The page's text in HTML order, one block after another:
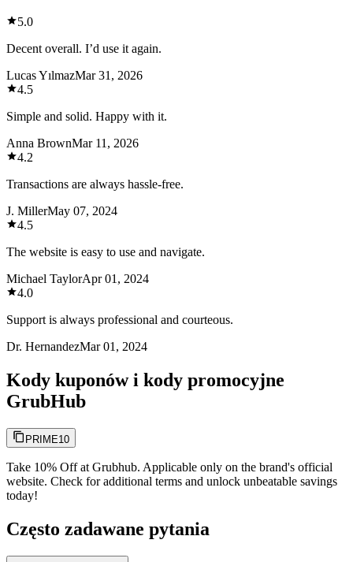
5.0
Decent overall. I’d use it again.
Lucas YılmazMar 31, 2026
4.5
Simple and solid. Happy with it.
Anna BrownMar 11, 2026
4.2
Transactions are always hassle-free.
J. MillerMay 07, 2024
4.5
The website is easy to use and navigate.
Michael TaylorApr 01, 2024
4.0
Support is always professional and courteous.
Dr. HernandezMar 01, 2024
Kody kuponów i kody promocyjne
GrubHub
PRIME10
Take 10% Off at Grubhub. Applicable only on the brand's official
website. Check for additional terms and unlock unbeatable savings
today!
Często zadawane pytania